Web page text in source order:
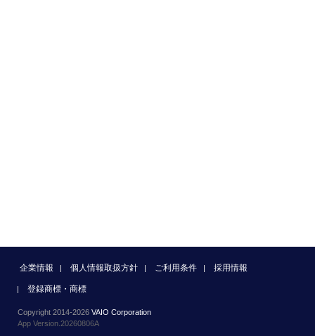
企業情報 個人情報取扱方針 ご利用条件 採用情報
登録商標・商標
Copyright 2014-2026 VAIO Corporation
App Version.20260806A